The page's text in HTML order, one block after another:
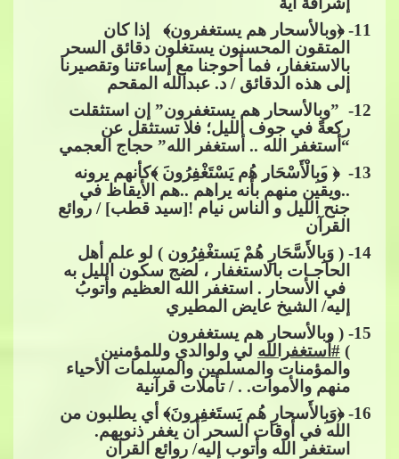
11- ﴿وبالأسحار هم يستغفرون﴾ إذا كان
المتقون المحسنون يستغلون دقائق السحر
بالاستغفار، فما أحوجنا مع إساءتنا وتقصيرنا
إلى هذه الدقائق / د. عبدالله المقحم
12
- ”وبالأسحار هم يستغفرون” إن استثقلت
ركعةً في جوف الليل؛ فلا تستثقل عن
“أستغفر الله .. أستغفر ا لله” حجاج العجمي
13- ﴿​​ ﻭَﺑِﺎﻟْﺄَﺳْﺤَﺎﺭ ِ ﻫُم ﻳَﺴْﺘَﻐْﻔِﺮُﻭﻥ َ ﴾كأنهم يرونه
..ويقين منهم بأنه يراهم ..هم الأيقاظ في
جنح الليل و الناس نيام ![سيد قطب] / روائع
القرآن
14- ( وَبِالأَسَّحَارِ هُمْ يَستغْفِرُون ) لو علم أهل
الحاجـات بالاستغفار ، لضج سكون الليل به
في الأسحار . استغفر الله العظيم وأتوبُ
إليه/ الشيخ عايض المطيري
15- ( وبالأسحار هم يستغفرون
) #أستغفرالله لي ولوالدي وللمؤمنين
والمؤمنات والمسلمين والمسلمات الأحياء
منهم والأموات. . / تأملات ​​ قرآنية
16- ﴿وَبِالأَسحارِ هُم يَستَغفِرونَ﴾ أي يطلبون من
الله في أوقات السحر أن يغفر ذنوبهم.
استغفر الله وأتوب إليه/ روائع القرآن